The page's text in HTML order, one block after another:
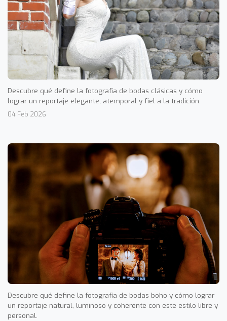
Descubre qué define la fotografía de bodas clásicas y cómo
lograr un reportaje elegante, atemporal y fiel a la tradición.
04 Feb 2026
Descubre qué define la fotografía de bodas boho y cómo lograr
un reportaje natural, luminoso y coherente con este estilo libre y
personal.